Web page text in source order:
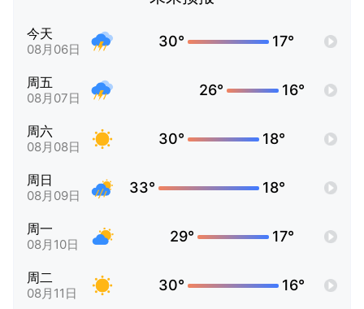
今天
08月06日 30° 17°
周五
08月07日 26° 16°
周六
08月08日 30° 18°
周日
08月09日 33° 18°
周一
08月10日 29° 17°
周二
08月11日 30° 16°